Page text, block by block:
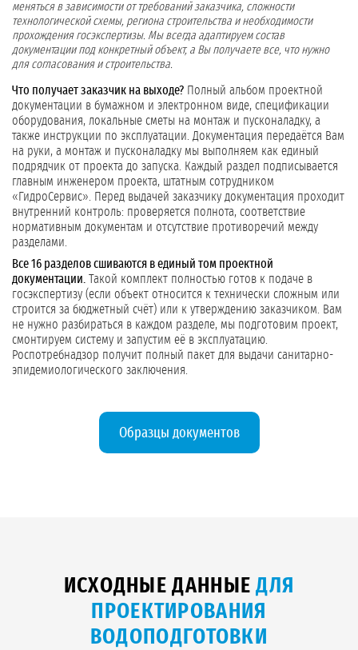
меняться в зависимости от требований заказчика, сложности
технологической схемы, региона строительства и необходимости
прохождения госэкспертизы. Мы всегда адаптируем состав
документации под конкретный объект, а Вы получаете все, что нужно
для согласования и строительства.
Что получает заказчик на выходе? Полный альбом проектной
документации в бумажном и электронном виде, спецификации
оборудования, локальные сметы на монтаж и пусконаладку, а
также инструкции по эксплуатации. Документация передаётся Вам
на руки, а монтаж и пусконаладку мы выполняем как единый
подрядчик от проекта до запуска. Каждый раздел подписывается
главным инженером проекта, штатным сотрудником
«ГидроСервис». Перед выдачей заказчику документация проходит
внутренний контроль: проверяется полнота, соответствие
нормативным документам и отсутствие противоречий между
разделами.
Все 16 разделов сшиваются в единый том проектной
документации. Такой комплект полностью готов к подаче в
госэкспертизу (если объект относится к технически сложным или
строится за бюджетный счёт) или к утверждению заказчиком. Вам
не нужно разбираться в каждом разделе, мы подготовим проект,
смонтируем систему и запустим её в эксплуатацию.
Роспотребнадзор получит полный пакет для выдачи санитарно-
эпидемиологического заключения.
Образцы документов
ИСХОДНЫЕ ДАННЫЕДЛЯ
ПРОЕКТИРОВАНИЯ
ВОДОПОДГОТОВКИ